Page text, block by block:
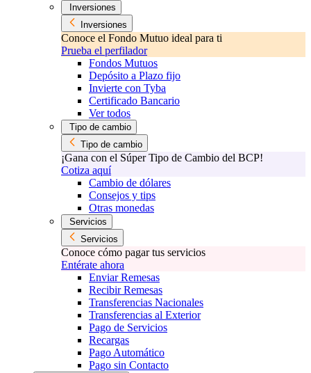
Inversiones
Inversiones
Conoce el Fondo Mutuo ideal para ti
Prueba el perfilador
Fondos Mutuos
Depósito a Plazo fijo
Invierte con Tyba
Certificado Bancario
Ver todos
Tipo de cambio
Tipo de cambio
¡Gana con el Súper Tipo de Cambio del BCP!
Cotiza aquí
Cambio de dólares
Consejos y tips
Otras monedas
Servicios
Servicios
Conoce cómo pagar tus servicios
Entérate ahora
Enviar Remesas
Recibir Remesas
Transferencias Nacionales
Transferencias al Exterior
Pago de Servicios
Recargas
Pago Automático
Pago sin Contacto